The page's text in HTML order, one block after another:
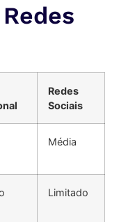
Redes
Sociais
Média
Limitado